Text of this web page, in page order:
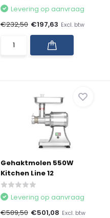
Levering op aanvraag
€232,50 €197,63 Excl. btw
Gehaktmolen 550W
Kitchen Line 12
Levering op aanvraag
€589,50 €501,08 Excl. btw